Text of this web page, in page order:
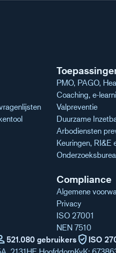
PMO, PAGO,
Coaching, e-
Valpreventie
Duurzame
Arbodiensten
Keuringen, RI&E
Compliance
Algemene
Privacy
ISO 27001
NEN 7510
521.080 gebruikers verified_user ISO